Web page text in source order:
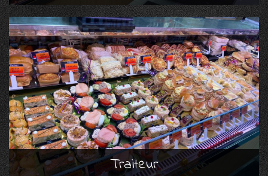
Traiteur